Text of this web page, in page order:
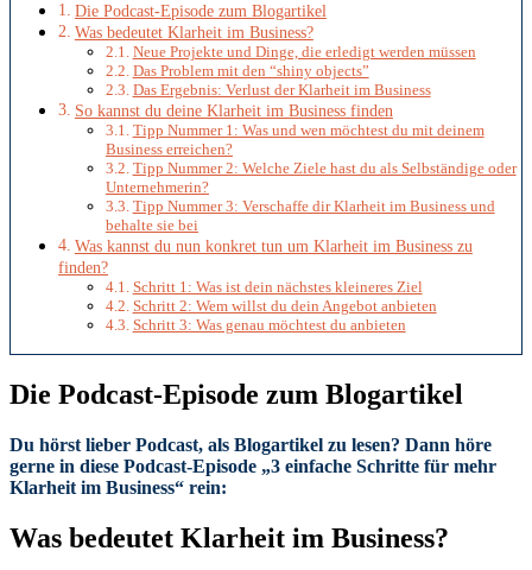
Die Podcast-Episode zum Blogartikel
Was bedeutet Klarheit im Business?
Neue Projekte und Dinge, die erledigt werden müssen
Das Problem mit den “shiny objects”
Das Ergebnis: Verlust der Klarheit im Business
So kannst du deine Klarheit im Business finden
Tipp Nummer 1: Was und wen möchtest du mit deinem
Business erreichen?
Tipp Nummer 2: Welche Ziele hast du als Selbständige oder
Unternehmerin?
Tipp Nummer 3: Verschaffe dir Klarheit im Business und
behalte sie bei
Was kannst du nun konkret tun um Klarheit im Business zu
finden?
Schritt 1: Was ist dein nächstes kleineres Ziel
Schritt 2: Wem willst du dein Angebot anbieten
Schritt 3: Was genau möchtest du anbieten
Die Podcast-Episode zum Blogartikel
Du hörst lieber Podcast, als Blogartikel zu lesen? Dann höre
gerne in diese Podcast-Episode „3 einfache Schritte für mehr
Klarheit im Business“ rein:
Was bedeutet Klarheit im Business?